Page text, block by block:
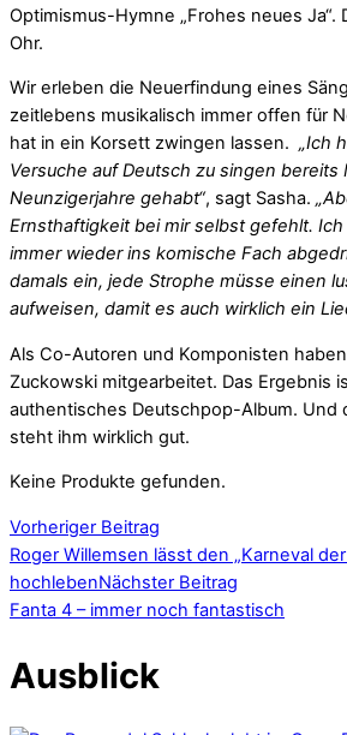
Optimismus-Hymne „Frohes neues Ja“.
Ohr.
Wir erleben die Neuerfindung eines
zeitlebens musikalisch immer offen für
hat in ein Korsett zwingen lassen. „Ich
Versuche auf Deutsch zu singen bereits
Neunzigerjahre gehabt“, sagt Sasha.
Ernsthaftigkeit bei mir selbst gefehlt.
immer wieder ins komische Fach
damals ein, jede Strophe müsse einen
aufweisen, damit es auch wirklich ein
Als Co-Autoren und Komponisten
Zuckowski mitgearbeitet. Das Ergebnis
authentisches Deutschpop-Album. Und
steht ihm wirklich gut.
Keine Produkte gefunden.
Vorheriger Beitrag
Roger Willemsen lässt den „Karneval
hochlebenNächster Beitrag
Fanta 4 – immer noch fantastisch
Ausblick